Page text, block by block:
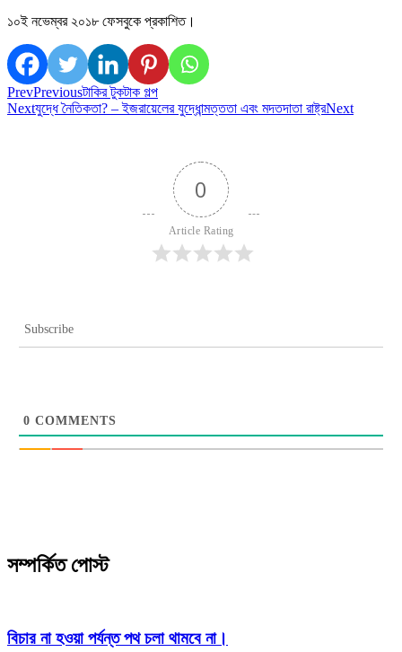
১০ই নভেম্বর ২০১৮ ফেসবুকে প্রকাশিত।
PrevPreviousটাকির টুকটাক গল্প
Nextযুদ্ধে নৈতিকতা? – ইজরায়েলের যুদ্ধোন্মত্ততা এবং মদতদাতা রাষ্ট্রNext
0
Article Rating
Subscribe
0 COMMENTS
সম্পর্কিত পোস্ট
বিচার না হওয়া পর্যন্ত পথ চলা থামবে না।